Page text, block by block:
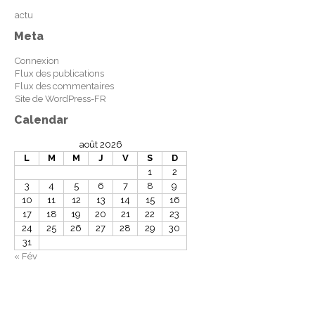
actu
Meta
Connexion
Flux des publications
Flux des commentaires
Site de WordPress-FR
Calendar
août 2026
L
M M J V S
D
1
2
3
4 5 6 7 8
9
10
11 12 13 14 15
16
17
18 19 20 21 22
23
24
25 26 27 28 29
30
31
« Fév